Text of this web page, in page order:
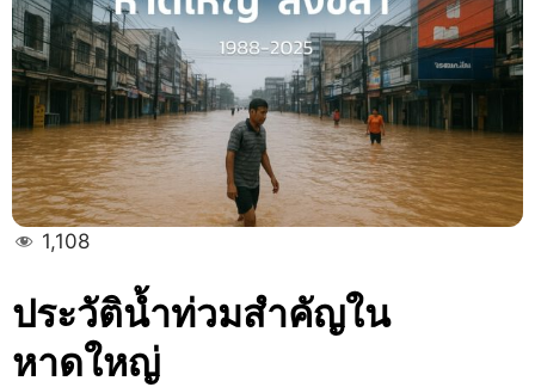
1,108
ประวัติน้ำท่วมสำคัญใน
หาดใหญ่